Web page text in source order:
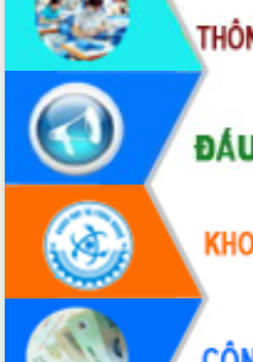
Hội nghị triển khai kết nối mạng
truyền số liệu chuyên dùng phục vụ cơ
quan Đảng, Nhà nước
Lễ phát động chuỗi hoạt động chung
tay làm sạch môi trường
Xã Ea Kar bước chuyển mình trong
công tác cải cách hành chính mô hình
mới
UBND tỉnh họp báo định kỳ tháng 4
năm 2026
Hội thảo khoa học “Giải pháp thúc đẩy
phát triển nền kinh tế xanh tại tỉnh
Đắk Lắk”
Tăng cường giám sát, đôn đốc thực